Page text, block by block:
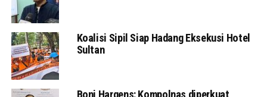
Koalisi Sipil Siap Hadang Eksekusi Hotel
Sultan
Boni Hargens: Kompolnas diperkuat